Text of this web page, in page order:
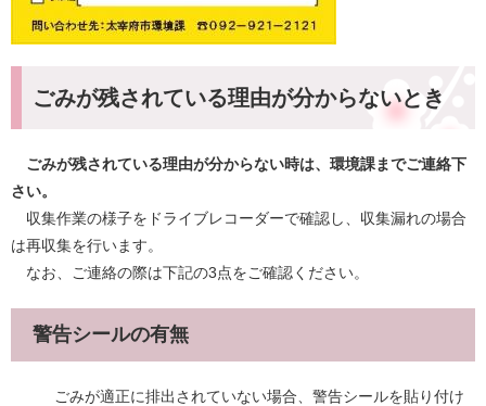
ごみが残されている理由が分からないとき
ごみが残されている理由が分からない時は、環境課までご連絡下
さい。
収集作業の様子をドライブレコーダーで確認し、収集漏れの場合
は再収集を行います。
なお、ご連絡の際は下記の3点をご確認ください。
警告シールの有無
ごみが適正に排出されていない場合、警告シールを貼り付け